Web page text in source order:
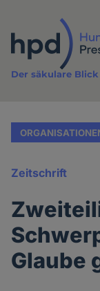
Inhalt
Der säkulare
Zeitschrift
Glaube